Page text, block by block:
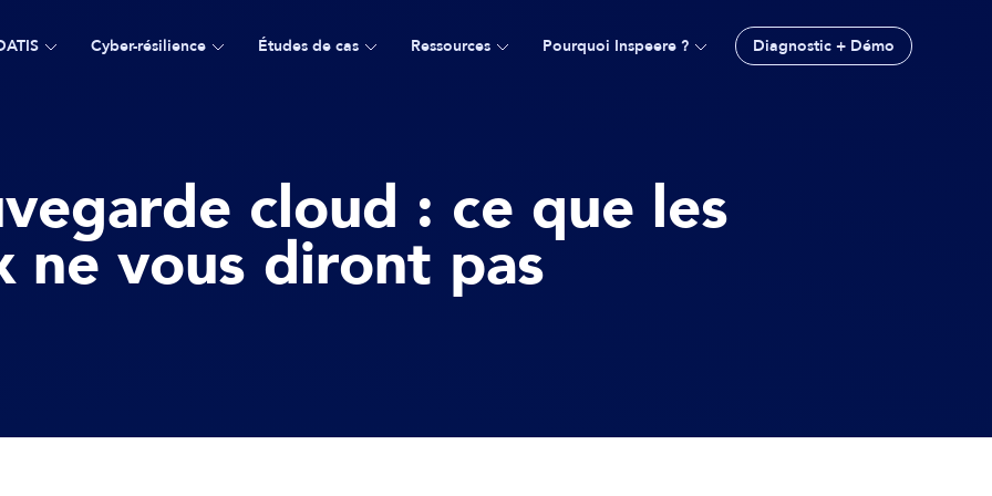
Cyber-résilience Études de cas Ressources Pourquoi Inspeere ? Diagnostic + Démo
cloud : ce que les
ne vous diront pas